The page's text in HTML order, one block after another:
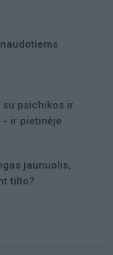
su psichikos ir
- ir pietinėje
jaunuolis,
tilto?